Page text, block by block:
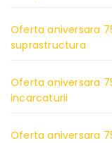
Oferta aniversara
suprastructura
Oferta aniversara
incarcaturii
Oferta aniversara